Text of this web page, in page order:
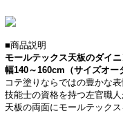
■商品説明
モールテックス天板のダイ
幅140～160cm（サイズオー
コテ塗りならではの豊かな
技能士の資格を持つ左官職
天板の両面にモールテック